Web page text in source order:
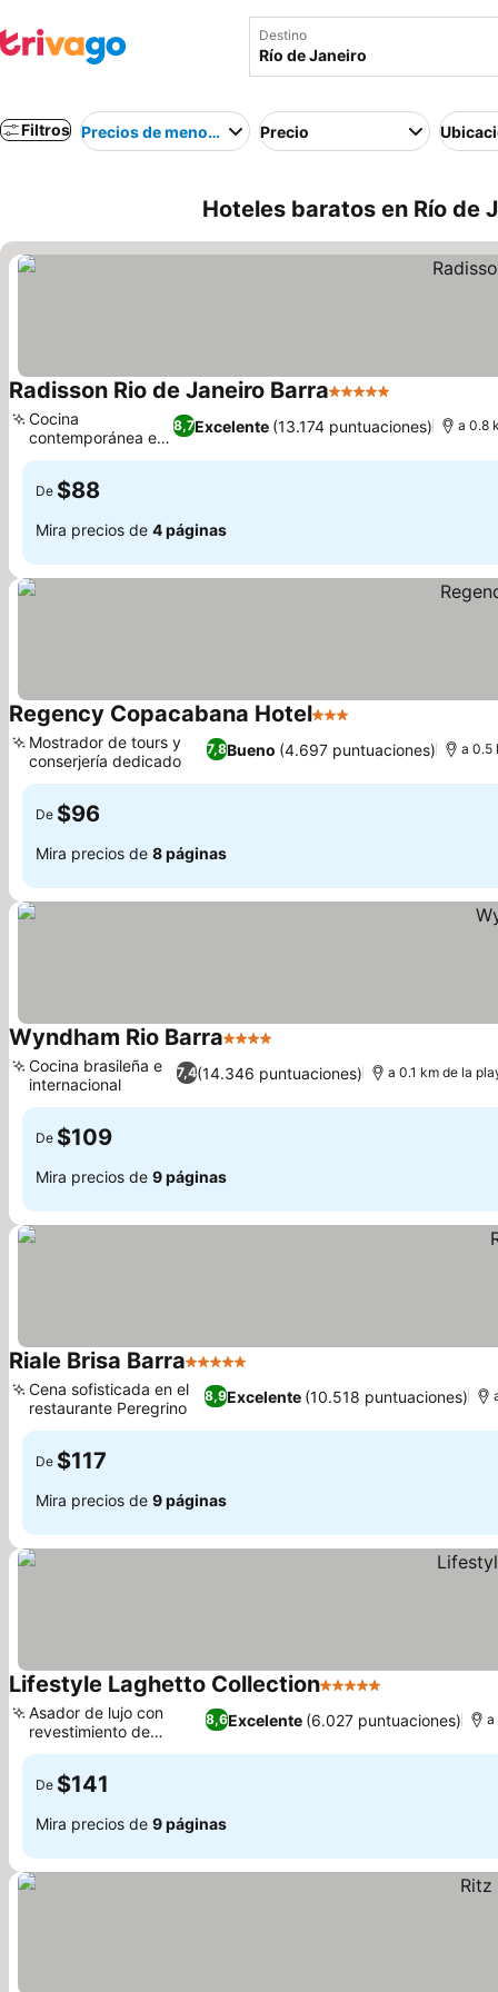
Destino
Filtros Precios de menor a mayorPrecio
Hoteles baratos en Río de
Radisson Rio de Janeiro Barra5 Estrellas
8,7Excelente (13.174 puntuaciones)
Cocina
contemporánea en
Origens
a 0.8
De $88
Mira precios de 4 páginas
Regency Copacabana Hotel3 Estrellas
7,8Bueno (4.697 puntuaciones)
Mostrador de tours y
conserjería dedicado
a 0.5
De $96
Mira precios de 8 páginas
Wyndham Rio Barra4 Estrellas
7,4(14.346 puntuaciones)
Cocina brasileña e
internacional
a 0.1 km de la
De $109
Mira precios de 9 páginas
Riale Brisa Barra5 Estrellas
8,9Excelente (10.518 puntuaciones)
Cena sofisticada en el
restaurante Peregrino
De $117
Mira precios de 9 páginas
Lifestyle Laghetto Collection5 Estrellas
8,6Excelente (6.027 puntuaciones)
Asador de lujo con
revestimiento de
madera
a
De $141
Mira precios de 9 páginas